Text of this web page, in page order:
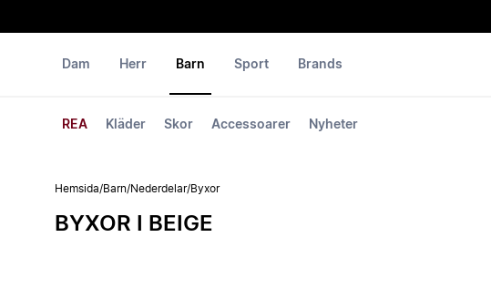
Dam Herr Barn
REA Kläder Skor Accessoarer Nyheter
Sport Brands
Hemsida/Barn/Nederdelar/Byxor
BYXOR I BEIGE